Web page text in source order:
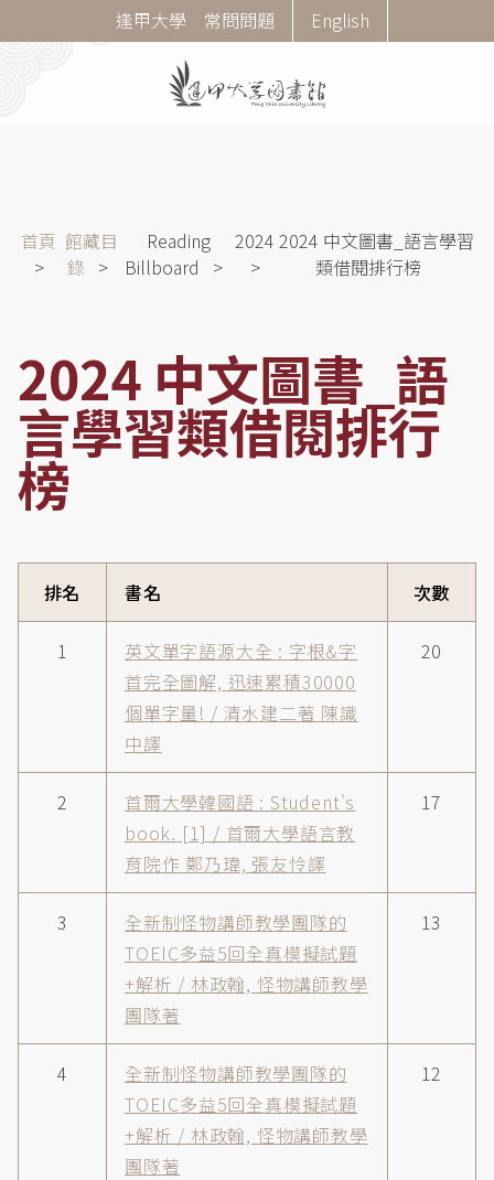
至
Corner
Menu
逢甲大學 常問問題 English
導
首頁 館藏目
錄
Reading
Billboard
2024 2024 中文圖書_語言學習
類借閱排行榜
2024 中文圖書_語
言學習類借閱排行
榜
排名 書名 次數
1
英文單字語源大全 : 字根&字
首完全圖解, 迅速累積30000
個單字量! / 清水建二著 陳識
中譯
20
2
首爾大學韓國語 : Student's
book. [1] / 首爾大學語言教
育院作 鄭乃瑋, 張友怜譯
17
3
全新制怪物講師教學團隊的
TOEIC多益5回全真模擬試題
+解析 / 林政翰, 怪物講師教學
團隊著
13
4
全新制怪物講師教學團隊的
TOEIC多益5回全真模擬試題
+解析 / 林政翰, 怪物講師教學
團隊著
12